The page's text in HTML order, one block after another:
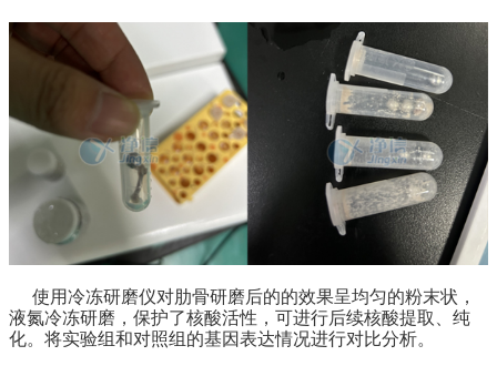
使用冷冻研磨仪对肋骨研磨后的的效果呈均匀的粉末状，
液氮冷冻研磨，保护了核酸活性，可进行后续核酸提取、纯
化。将实验组和对照组的基因表达情况进行对比分析。